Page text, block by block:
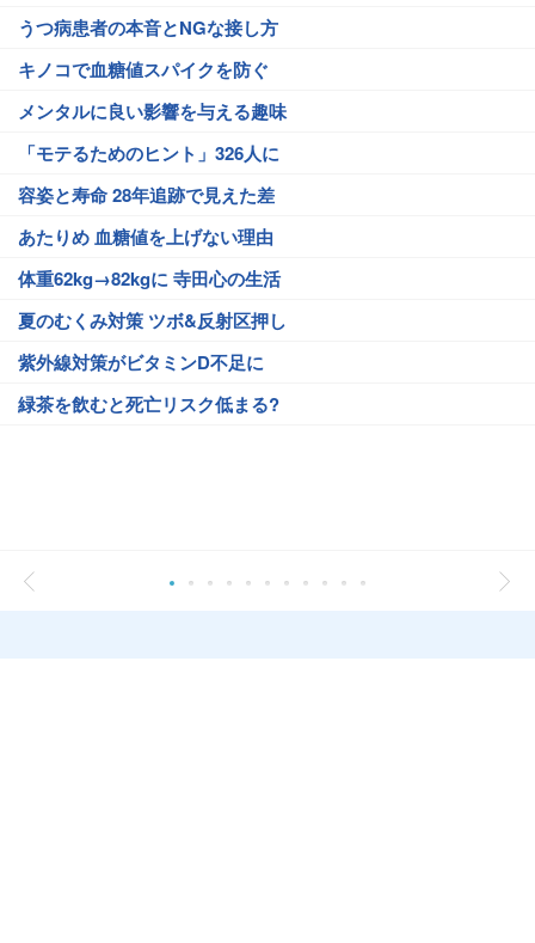
うつ病患者の本音とNGな接し方
キノコで血糖値スパイクを防ぐ
メンタルに良い影響を与える趣味
「モテるためのヒント」326人に
容姿と寿命 28年追跡で見えた差
あたりめ 血糖値を上げない理由
体重62kg→82kgに 寺田心の生活
夏のむくみ対策 ツボ&反射区押し
紫外線対策がビタミンD不足に
緑茶を飲むと死亡リスク低まる?